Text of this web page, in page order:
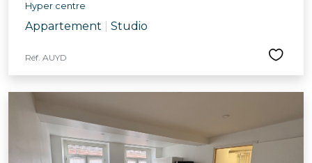
Hyper centre
Appartement Studio
Réf. AUYD